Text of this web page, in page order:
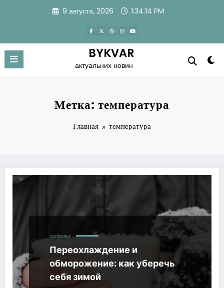
9 августа, 2026 1:34:15 PM
BYKVAR
актуальних новин
Метка: температура
Главная температура
ЗДОРОВЬЕ
Переохлаждение и
обморожение: как уберечь
себя зимой